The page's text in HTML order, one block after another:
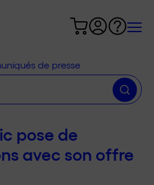
de presse
pose de
avec son offre